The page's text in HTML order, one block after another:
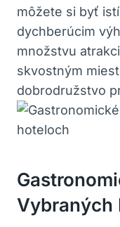
môžete si byť
dychberúcim
množstvu
skvostným
dobrodružstvo
Vybraných